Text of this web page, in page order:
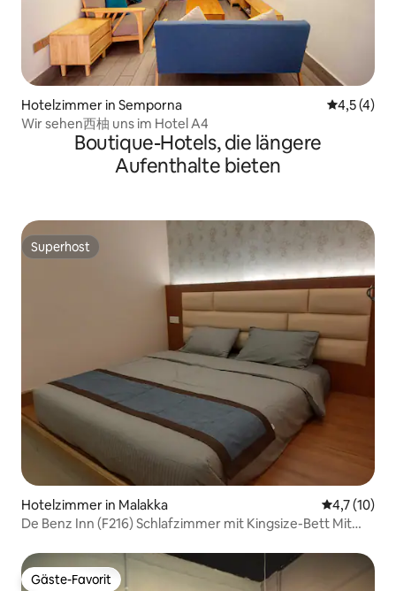
Hotelzimmer in Semporna
4,5 (4)
Wir sehen西柚 uns im Hotel A4
Boutique-Hotels, die längere
Aufenthalte bieten
Superhost
Superhost
Hotelzimmer in Malakka
4,7 (10)
De Benz Inn (F216) Schlafzimmer mit Kingsize-Bett Mit
Gäste-Favorit
Gäste-Favorit